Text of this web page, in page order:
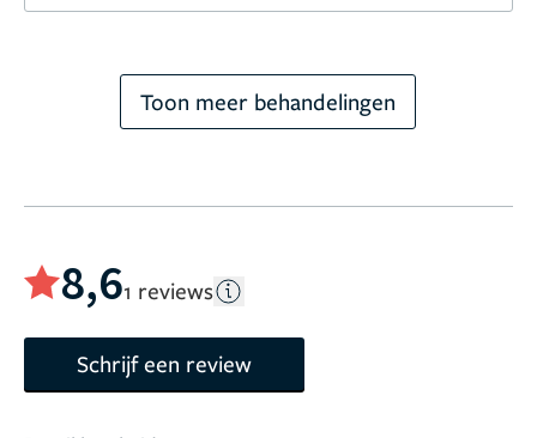
Toon meer behandelingen
8,61 reviews
Schrijf een review